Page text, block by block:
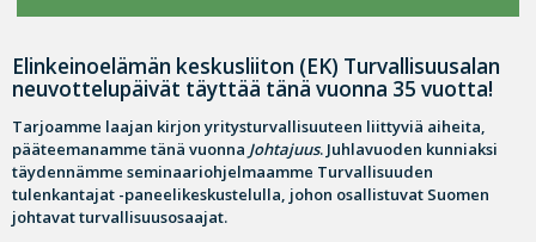
Elinkeinoelämän keskusliiton (EK) Turvallisuusalan
neuvottelupäivät täyttää tänä vuonna 35 vuotta!
Tarjoamme laajan kirjon yritysturvallisuuteen liittyviä aiheita,
pääteemanamme tänä vuonna Johtajuus. Juhlavuoden kunniaksi
täydennämme seminaariohjelmaamme Turvallisuuden
tulenkantajat -paneelikeskustelulla, johon osallistuvat Suomen
johtavat turvallisuusosaajat.